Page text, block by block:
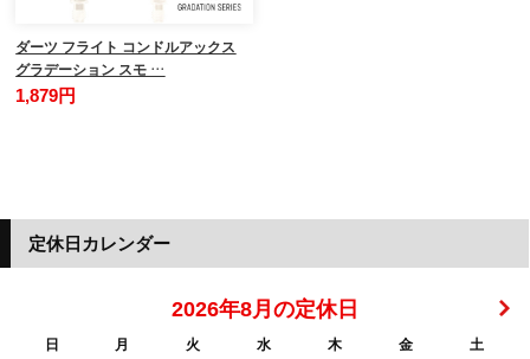
ダーツ フライト コンドルアックス
グラデーション スモ …
1,879円
定休日カレンダー
2026年8月の定休日
日 月 火 水 木 金
土